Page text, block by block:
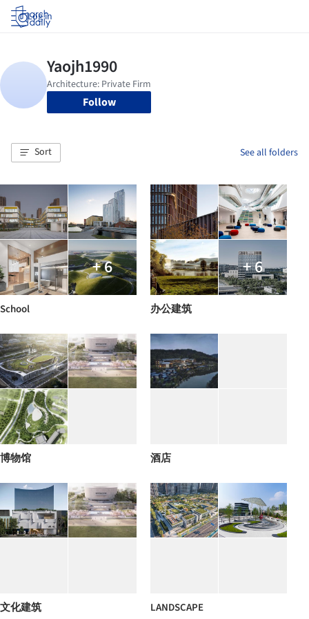
Log in
Follow
Sort See all folders
+ 6
School
+ 6
办公建筑
博物馆 酒店
文化建筑 LANDSCAPE